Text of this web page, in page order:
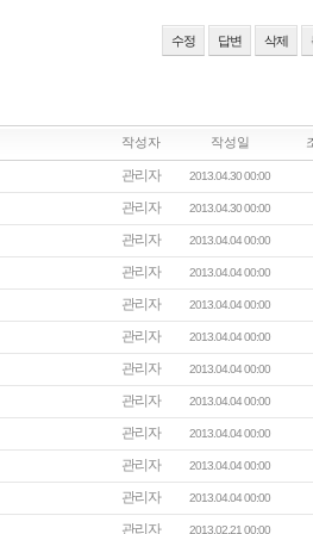
수정 답변 삭제
작성자 작성일
관리자 2013.04.30 00:00
관리자 2013.04.30 00:00
관리자 2013.04.04 00:00
관리자 2013.04.04 00:00
관리자 2013.04.04 00:00
관리자 2013.04.04 00:00
관리자 2013.04.04 00:00
관리자 2013.04.04 00:00
관리자 2013.04.04 00:00
관리자 2013.04.04 00:00
관리자 2013.04.04 00:00
관리자 2013.02.21 00:00